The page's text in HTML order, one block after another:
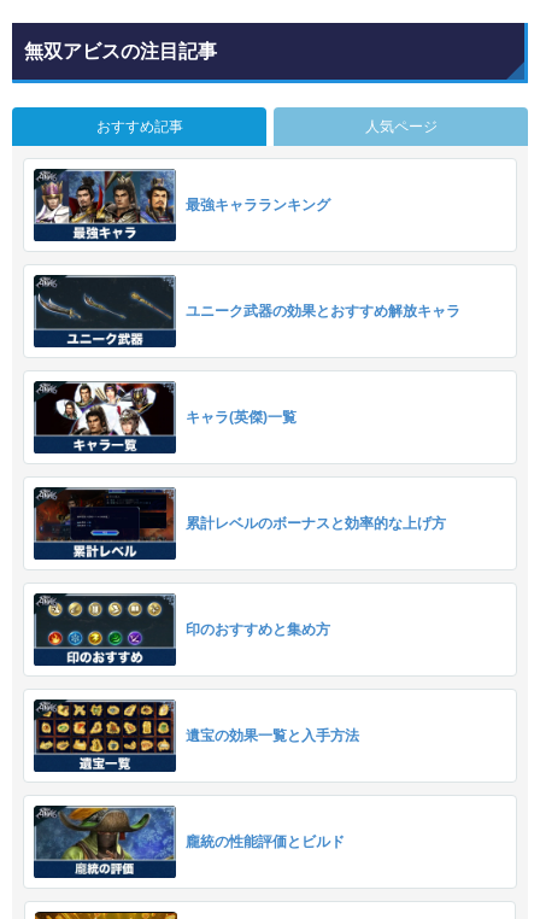
無双アビスの注目記事
おすすめ記事 人気ページ
最強キャラランキング
ユニーク武器の効果とおすすめ解放キャラ
キャラ(英傑)一覧
累計レベルのボーナスと効率的な上げ方
印のおすすめと集め方
遺宝の効果一覧と入手方法
龐統の性能評価とビルド